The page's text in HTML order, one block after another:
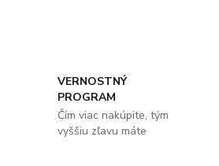
VERNOSTNÝ
PROGRAM
Čím viac nakúpite, tým
vyššiu zľavu máte